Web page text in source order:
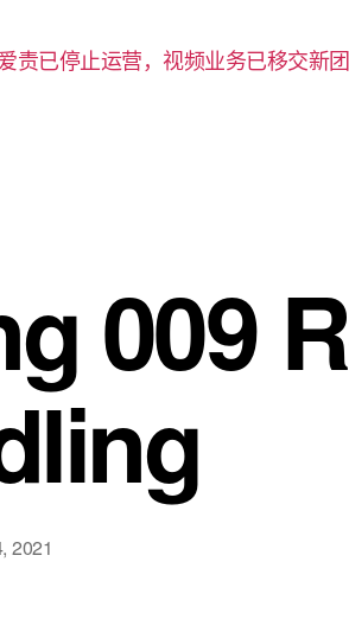
责已停止运营，视频业务已移交新团
009
2021